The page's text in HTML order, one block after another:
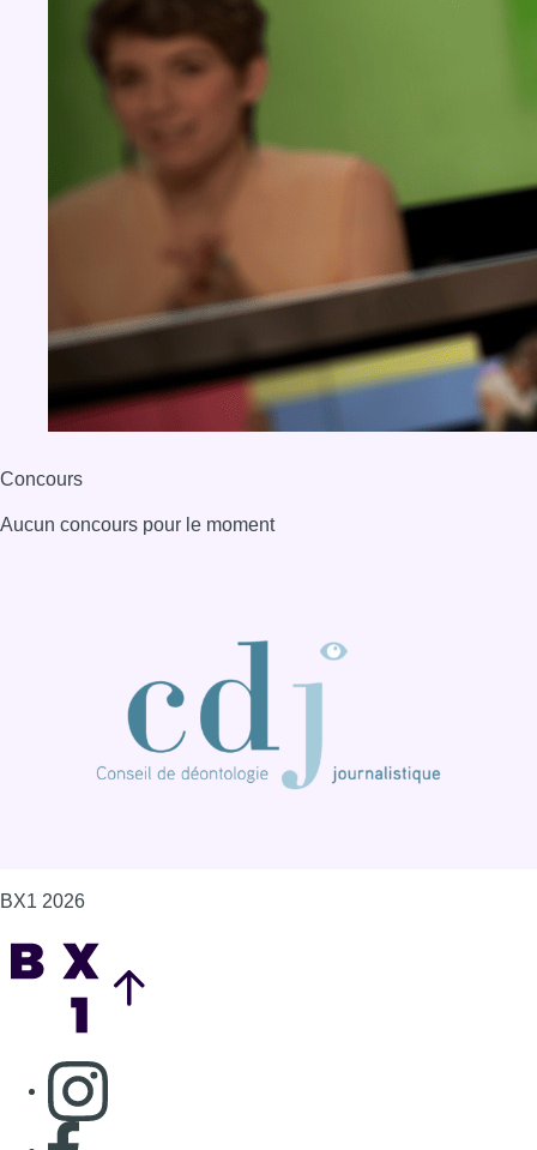
Concours
Aucun concours pour le moment
BX1 2026
Consulter page Instagram
Consulter page Facebook